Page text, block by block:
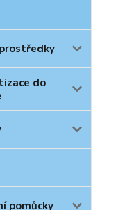
do
pomůcky